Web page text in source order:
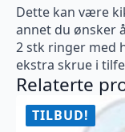
Dette kan være
annet du ønsker
2 stk ringer med
ekstra skrue i
Relaterte
TILBUD!